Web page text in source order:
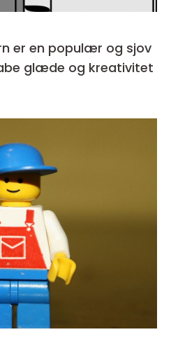
er en populær og sjov
glæde og kreativitet